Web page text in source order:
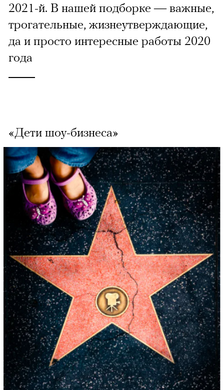
2021-й. В нашей подборке — важные,
трогательные, жизнеутверждающие,
да и просто интересные работы 2020
года
«Дети шоу-бизнеса»